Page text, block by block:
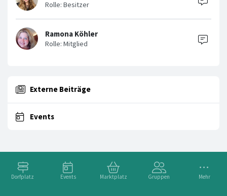
Dorfplatz Events Marktplatz Gruppen Mehr
Ramona Köhler
Externe Beiträge
Events